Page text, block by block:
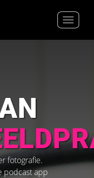
Toggle
fotografie.
podcast app